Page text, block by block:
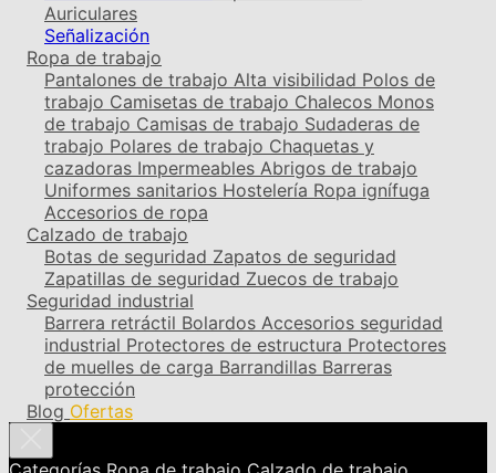
Auriculares
Señalización
Ropa de trabajo
Pantalones de trabajo Alta visibilidad Polos de
trabajo Camisetas de trabajo Chalecos Monos
de trabajo Camisas de trabajo Sudaderas de
trabajo Polares de trabajo Chaquetas y
cazadoras Impermeables Abrigos de trabajo
Uniformes sanitarios Hostelería Ropa ignífuga
Accesorios de ropa
Calzado de trabajo
Botas de seguridad Zapatos de seguridad
Zapatillas de seguridad Zuecos de trabajo
Seguridad industrial
Barrera retráctil Bolardos Accesorios seguridad
industrial Protectores de estructura Protectores
de muelles de carga Barrandillas Barreras
protección
Blog Ofertas